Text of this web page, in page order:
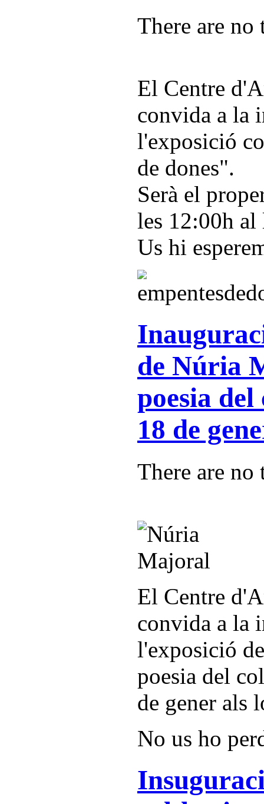
There are no
El Centre
convida a la
l'exposició
de dones".
Serà el
les 12:00h al
Us hi
de Núria
poesia
18 de
There are no
El Centre
convida a la
l'exposició
poesia del
de gener als
No us ho